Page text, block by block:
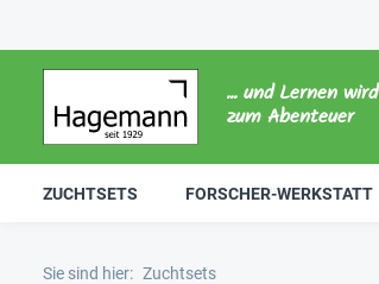
... und Lernen wird
zum Abenteuer
ZUCHTSETS FORSCHER-WERKSTATT
Sie sind hier: Zuchtsets